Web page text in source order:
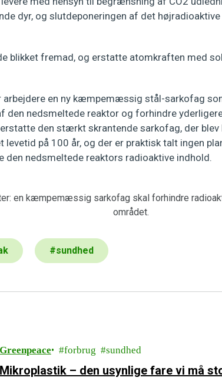
dyr, og slutdeponeringen af det
blikket fremad, og erstatte atomkraften med
arbejdere en ny kæmpemæssig stål-sarkofag
den nedsmeltede reaktor og forhindre
den stærkt skrantende sarkofag, der blev
levetid på 100 år, og der er praktisk talt ingen
den nedsmeltede reaktors radioaktive indhold.
en kæmpemæssig sarkofag skal forhindre
området.
#sundhed
Greenpeace forbrug sundhed
Mikroplastik – den usynlige fare vi må